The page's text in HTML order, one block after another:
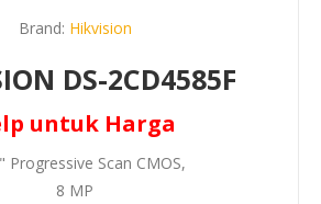
Brand: Hikvision
DS-2CD4585F
untuk Harga
Progressive Scan CMOS,
8 MP